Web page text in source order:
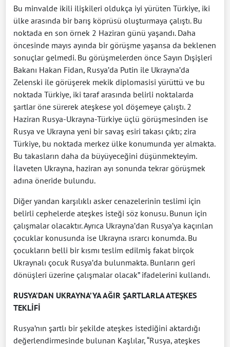
Bu minvalde ikili ilişkileri oldukça iyi yürüten Türkiye, iki
ülke arasında bir barış köprüsü oluşturmaya çalıştı. Bu
noktada en son örnek 2 Haziran günü yaşandı. Daha
öncesinde mayıs ayında bir görüşme yaşansa da beklenen
sonuçlar gelmedi. Bu görüşmelerden önce Sayın Dışişleri
Bakanı Hakan Fidan, Rusya’da Putin ile Ukrayna’da
Zelenski ile görüşerek mekik diplomasisi yürüttü ve bu
noktada Türkiye, iki taraf arasında belirli noktalarda
şartlar öne sürerek ateşkese yol döşemeye çalıştı. 2
Haziran Rusya-Ukrayna-Türkiye üçlü görüşmesinden ise
Rusya ve Ukrayna yeni bir savaş esiri takası çıktı; zira
Türkiye, bu noktada merkez ülke konumunda yer almakta.
Bu takasların daha da büyüyeceğini düşünmekteyim.
İlaveten Ukrayna, haziran ayı sonunda tekrar görüşmek
adına öneride bulundu.
Diğer yandan karşılıklı asker cenazelerinin teslimi için
belirli cephelerde ateşkes isteği söz konusu. Bunun için
çalışmalar olacaktır. Ayrıca Ukrayna’dan Rusya’ya kaçırılan
çocuklar konusunda ise Ukrayna ısrarcı konumda. Bu
çocukların belli bir kısmı teslim edilmiş fakat birçok
Ukraynalı çocuk Rusya’da bulunmakta. Bunların geri
dönüşleri üzerine çalışmalar olacak” ifadelerini kullandı.
RUSYA’DAN UKRAYNA’YA AĞIR ŞARTLARLA ATEŞKES
TEKLİFİ
Rusya’nın şartlı bir şekilde ateşkes istediğini aktardığı
değerlendirmesinde bulunan Kaşlılar, “Rusya, ateşkes